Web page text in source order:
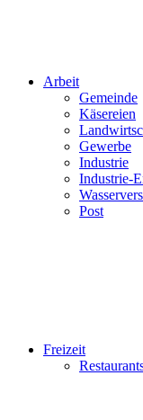
Arbeit
Gemeinde
Käsereien
Gewerbe
Industrie
Industrie-
Post
Freizeit